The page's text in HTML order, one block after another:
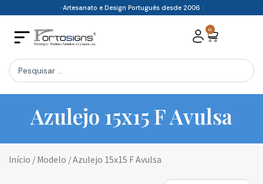
content
· Artesanato e Design Português desde 2006 ·
0
Cart
Search
...
Azulejo 15x15 F Avulsa
Início / Modelo / Azulejo 15x15 F Avulsa